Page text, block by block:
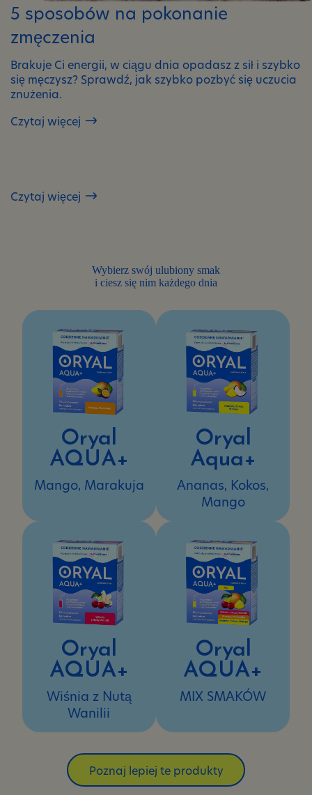
5 sposobów na pokonanie
zmęczenia
Brakuje Ci energii, w ciągu dnia opadasz z sił i szybko
się męczysz? Sprawdź, jak szybko pozbyć się uczucia
znużenia.
Czytaj więcej
5
Czytaj więcej
Wybierz swój ulubiony smak
i ciesz się nim każdego dnia
Oryal
AQUA+
Mango, Marakuja
Oryal
Aqua+
Ananas, Kokos,
Mango
Oryal
AQUA+
Wiśnia z Nutą
Wanilii
Oryal
AQUA+
MIX SMAKÓW
Poznaj lepiej te produkty